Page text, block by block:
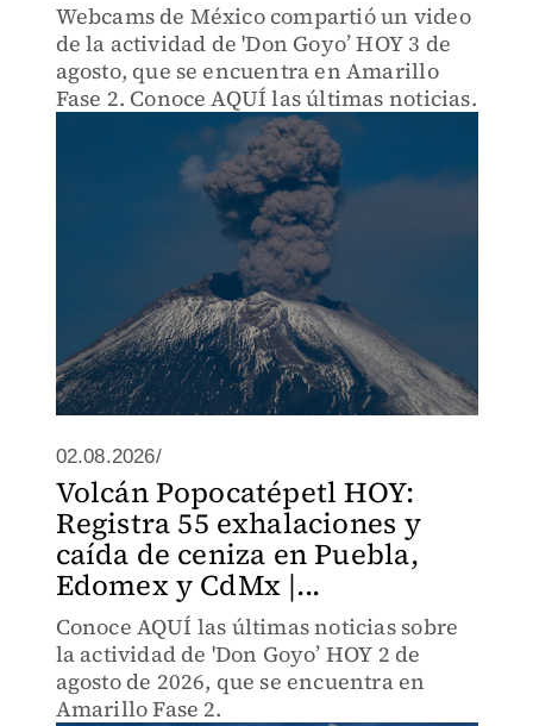
Webcams de México compartió un video
de la actividad de 'Don Goyo’ HOY 3 de
agosto, que se encuentra en Amarillo
Fase 2. Conoce AQUÍ las últimas noticias.
02.08.2026/
Volcán Popocatépetl HOY:
Registra 55 exhalaciones y
caída de ceniza en Puebla,
Edomex y CdMx |...
Conoce AQUÍ las últimas noticias sobre
la actividad de 'Don Goyo’ HOY 2 de
agosto de 2026, que se encuentra en
Amarillo Fase 2.